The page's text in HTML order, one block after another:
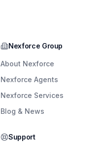
Nexforce Group
About Nexforce
Nexforce Agents
Nexforce Services
Blog & News
Support